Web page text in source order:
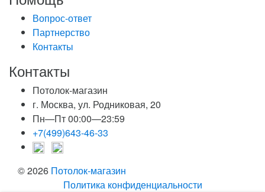
Вопрос-ответ
Партнерство
Контакты
Контакты
Потолок-магазин
г. Москва, ул. Родниковая, 20
Пн—Пт 00:00—23:59
+7(499)643-46-33
© 2026 Потолок-магазин
Политика конфиденциальности